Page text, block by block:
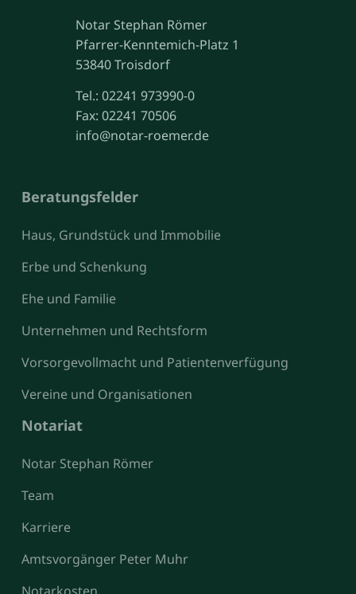
Notar Stephan Römer
Pfarrer-Kenntemich-Platz 1
53840 Troisdorf
Tel.: 02241 973990-0
Fax: 02241 70506
info@notar-roemer.de
Beratungsfelder
Haus, Grundstück und Immobilie
Erbe und Schenkung
Ehe und Familie
Unternehmen und Rechtsform
Vorsorgevollmacht und Patientenverfügung
Vereine und Organisationen
Notariat
Notar Stephan Römer
Team
Karriere
Amtsvorgänger Peter Muhr